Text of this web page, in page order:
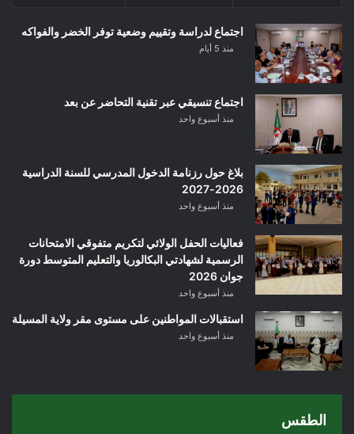
اجتماع لدراسة وتقييم وضعية توفر الخضر والفواكه
منذ 5 أيام
اجتماع تنسيقي عبر تقنية التحاضر عن بعد
منذ أسبوع واحد
بلاغ حول رزنامة الدخول المدرسي للسنة الدراسية
2026-2027
منذ أسبوع واحد
فعاليات الحفل الولائي لتكريم متفوقي الامتحانات
الرسمية لشهادتي البكالوريا والتعليم المتوسط دورة
جوان 2026
منذ أسبوع واحد
استقبالات المواطنين على مستوى مقر ولاية المسيلة
منذ أسبوع واحد
الطقس